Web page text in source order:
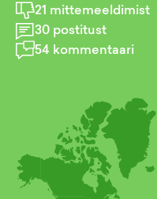
21 mittemeeldimist
30 postitust
54 kommentaari